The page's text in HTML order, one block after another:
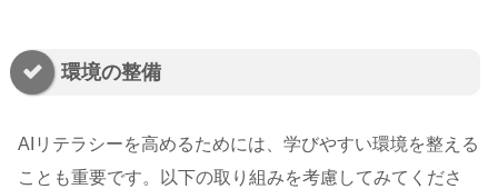
環境の整備
AIリテラシーを高めるためには、学びやすい環境を整える
ことも重要です。以下の取り組みを考慮してみてくださ